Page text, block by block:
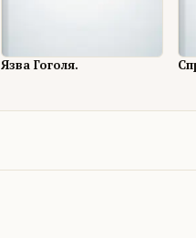
Язва Гоголя.